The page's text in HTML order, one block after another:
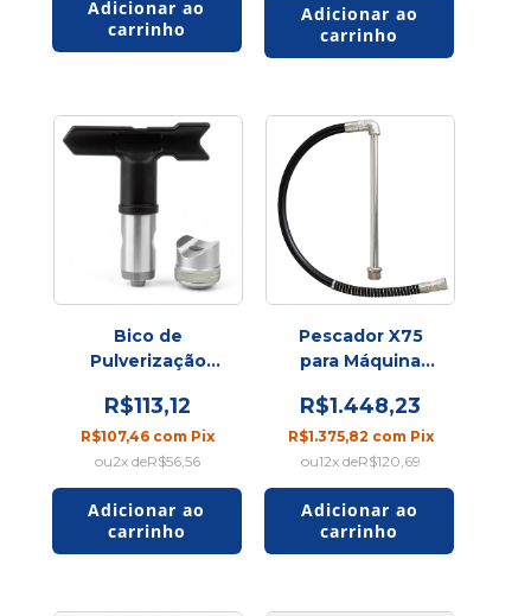
Bico de
Pulverização
R$113,12
R$107,46 com Pix
2x deR$56,56
Pescador X75
para Máquina
de Sucção e
Alimentação de
Tinta
R$1.448,23
R$1.375,82 com Pix
12x deR$120,69